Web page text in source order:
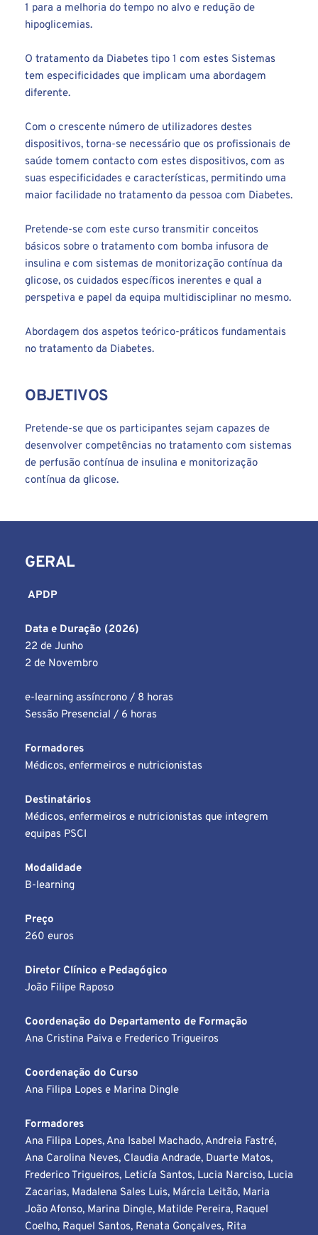
1 para a melhoria do tempo no alvo e redução de
hipoglicemias.
O tratamento da Diabetes tipo 1 com estes Sistemas
tem especificidades que implicam uma abordagem
diferente.
Com o crescente número de utilizadores destes
dispositivos, torna-se necessário que os profissionais de
saúde tomem contacto com estes dispositivos, com as
suas especificidades e características, permitindo uma
maior facilidade no tratamento da pessoa com Diabetes.
Pretende-se com este curso transmitir conceitos
básicos sobre o tratamento com bomba infusora de
insulina e com sistemas de monitorização contínua da
glicose, os cuidados específicos inerentes e qual a
perspetiva e papel da equipa multidisciplinar no mesmo.
Abordagem dos aspetos teórico-práticos fundamentais
no tratamento da Diabetes.
OBJETIVOS
desenvolver competências no tratamento com sistemas
de perfusão contínua de insulina e monitorização
contínua da glicose.
GERAL
APDP
Data e Duração (2026)
22 de Junho
2 de Novembro
e-learning assíncrono / 8 horas
Sessão Presencial / 6 horas
Formadores
Médicos, enfermeiros e nutricionistas
Destinatários
Médicos, enfermeiros e nutricionistas que integrem
equipas PSCI
Modalidade
B-learning
Preço
260 euros
Diretor Clínico e Pedagógico
João Filipe Raposo
Coordenação do Departamento de Formação
Ana Cristina Paiva e Frederico Trigueiros
Coordenação do Curso
Ana Filipa Lopes e Marina Dingle
Formadores
Ana Filipa Lopes, Ana Isabel Machado, Andreia Fastré,
Ana Carolina Neves, Claudia Andrade, Duarte Matos,
Frederico Trigueiros, Leticía Santos, Lucia Narciso, Lucia
Zacarias, Madalena Sales Luis, Márcia Leitão, Maria
João Afonso, Marina Dingle, Matilde Pereira, Raquel
Coelho, Raquel Santos, Renata Gonçalves, Rita